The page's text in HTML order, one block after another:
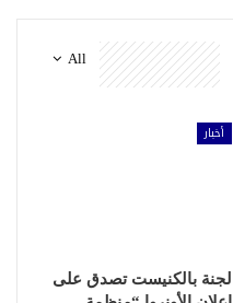
All
أخبار
لجنة بالكنيست تصدق على